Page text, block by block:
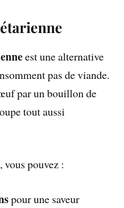
est une alternative
pas de viande.
par un bouillon de
tout aussi
vous pouvez :
pour une saveur